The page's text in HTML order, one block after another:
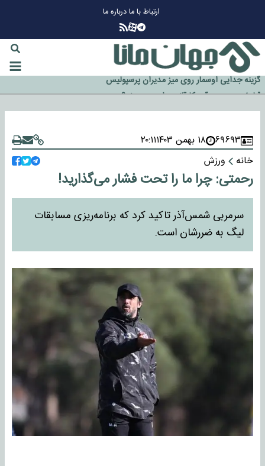
ارتباط با مادرباره ما
چرا طلا دوباره افزایشی شد؟
اخراج رسمی چهره نامدار از پرسپولیس
سازمان اطلاعات سپاه: پروژه دولت ترامپ برای مهار چین، روسیه و اروپا شکست
خورد
۶۹۶۹۳ ۱۸ بهمن ۱۴۰۳
۲۰:۱۱
خانه
ورزش
رحمتی: چرا ما را تحت فشار می‌گذارید!
سرمربی شمس‌آذر تاکید کرد که برنامه‌ریزی مسابقات
لیگ به ضررشان است.